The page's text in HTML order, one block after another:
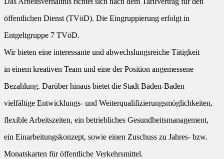
öffentlichen Dienst (TVöD). Die Eingruppierung erfolgt in
Entgeltgruppe 7 TVöD.
Wir bieten eine interessante und abwechslungsreiche Tätigkeit
in einem kreativen Team und eine der Position angemessene
Bezahlung. Darüber hinaus bietet die Stadt Baden-Baden
vielfältige Entwicklungs- und Weiterqualifizierungsmöglichkeiten,
flexible Arbeitszeiten, ein betriebliches Gesundheitsmanagement,
ein Einarbeitungskonzept, sowie einen Zuschuss zu Jahres- bzw.
Monatskarten für öffentliche Verkehrsmittel.